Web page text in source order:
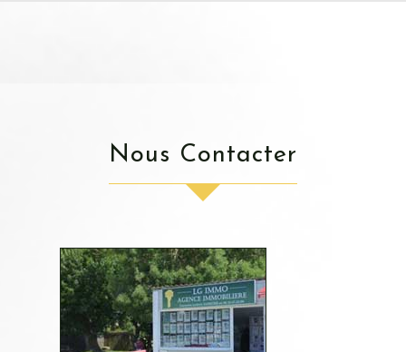
Nous Contacter